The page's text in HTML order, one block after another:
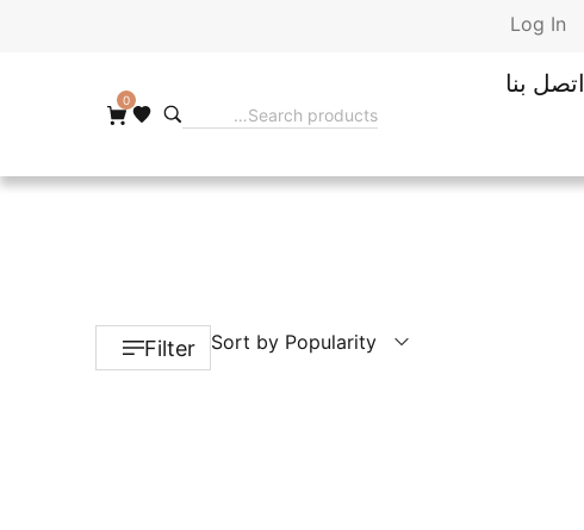
Log In
اتصل بنا
0
Sort by Popularity
Filter